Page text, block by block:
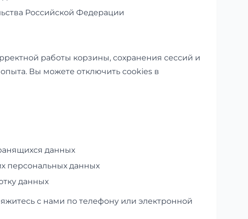
Российской Федерации
работы корзины, сохранения сессий и
Вы можете отключить cookies в
данных
персональных данных
данных
с нами по телефону или электронной